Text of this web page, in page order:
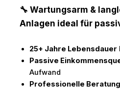
🔧 Wartungsarm &
Anlagen ideal für
25+ Jahre Lebensdauer
Passive
Aufwand
Professionelle Beratung